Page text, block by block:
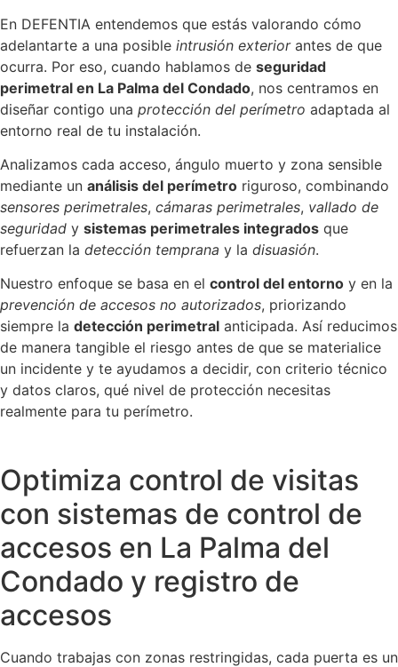
En DEFENTIA entendemos que estás valorando cómo
adelantarte a una posible intrusión exteriorantes de que
ocurra. Por eso, cuando hablamos de seguridad
perimetral en La Palma del Condado, nos centramos en
diseñar contigo una protección del perímetro adaptada al
entorno real de tu instalación.
Analizamos cada acceso, ángulo muerto y zona sensible
mediante un análisis del perímetro riguroso, combinando
sensores perimetrales, cámaras perimetrales, vallado de
seguridad y sistemas perimetrales integrados que
refuerzan la detección temprana y la disuasión.
Nuestro enfoque se basa en el control del entorno y en la
prevención de accesos no autorizados, priorizando
siempre la detección perimetral anticipada. Así reducimos
de manera tangible el riesgo antes de que se materialice
un incidente y te ayudamos a decidir, con criterio técnico
y datos claros, qué nivel de protección necesitas
realmente para tu perímetro.
Optimiza control de visitas
con sistemas de control de
accesos en La Palma del
Condado y registro de
accesos
Cuando trabajas con zonas restringidas, cada puerta es un